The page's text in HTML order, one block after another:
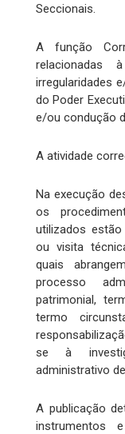
Seccionais.
A função
irregularidades
do Poder
e/ou condução
A atividade
Na execução
os
utilizados
ou visita
quais
processo
patrimonial,
termo
se à
administrativo
A publicação
instrumentos